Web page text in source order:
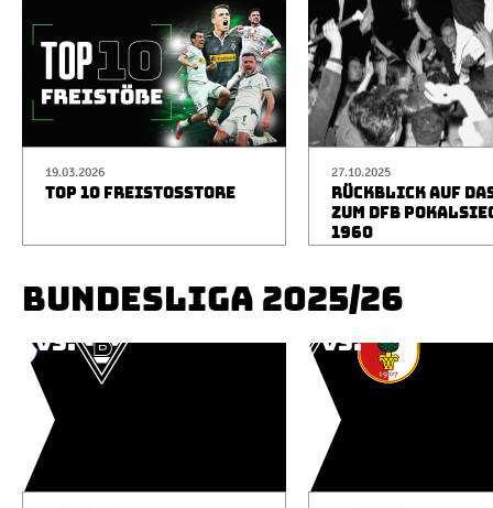
19.03.2026
TOP 10 FREISTOSSTORE
27.10.2025
RÜCKBLICK AUF
ZUM DFB
1960
BUNDESLIGA 2025/26